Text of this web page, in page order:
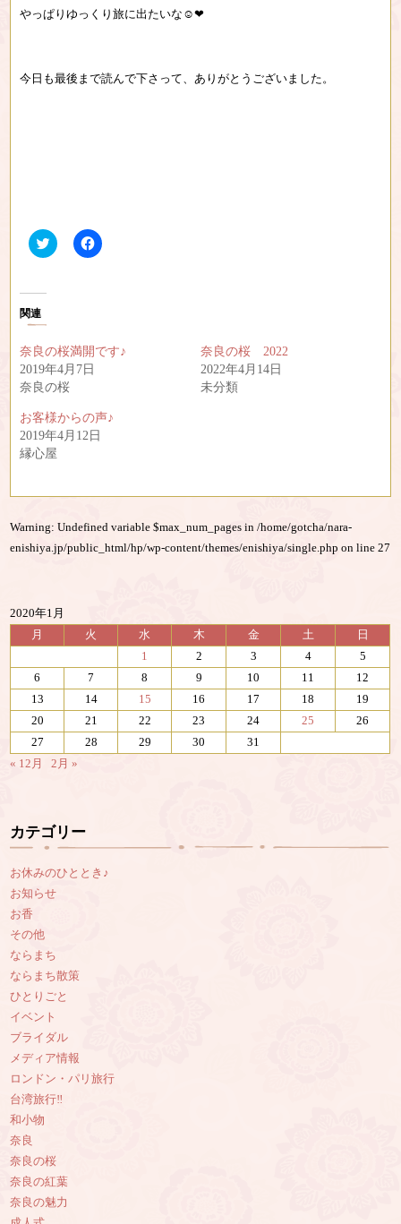
やっぱりゆっくり旅に出たいな☺︎❤︎
今日も最後まで読んで下さって、ありがとうございました。
ク
リ
t
t
e
r
で
有
(
新
し
い
ン
ウ
で
開
き
F
a
共
有
ク
リ
ッ
だ
い
(
新
し
ウ
開
ま
)
関連
奈良の桜満開です♪
2019年4月7日
奈良の桜
奈良の桜 2022
2022年4月14日
未分類
お客様からの声♪
2019年4月12日
縁心屋
Warning: Undefined variable $max_num_pages in/home/gotcha/nara-
enishiya.jp/public_html/hp/wp-content/themes/enishiya/single.php on line27
2020年1月
月
火 水 木 金 土
日
1
2 3 4
5
6
7 8 9 10 11
12
13
14 15 16 17 18
19
20
21 22 23 24 25
26
27
28 29 30
31
« 12月
2月 »
カテゴリー
お休みのひととき♪
お知らせ
お香
その他
ならまち
ならまち散策
ひとりごと
イベント
ブライダル
メディア情報
ロンドン・パリ旅行
台湾旅行‼︎
和小物
奈良
奈良の桜
奈良の紅葉
奈良の魅力